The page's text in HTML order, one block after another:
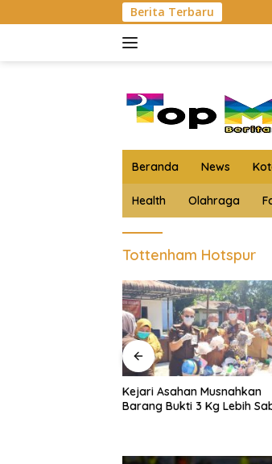
ke
Berita Terbaru
Beranda News
Health Olahraga
Tottenham Hotspur
HKTI Asahan Geruduk Kantor
PT BSP Kisaran